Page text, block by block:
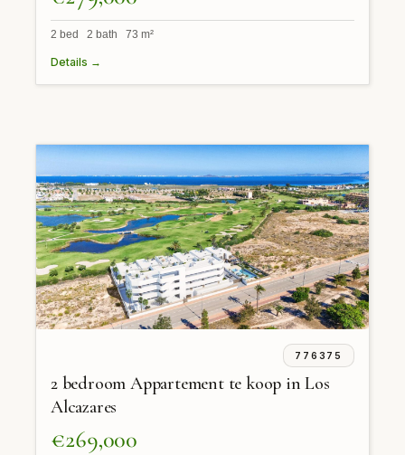
2 bed 2 bath 73 m²
Details →
776375
2 bedroom Appartement te koop in Los
Alcazares
€269,000